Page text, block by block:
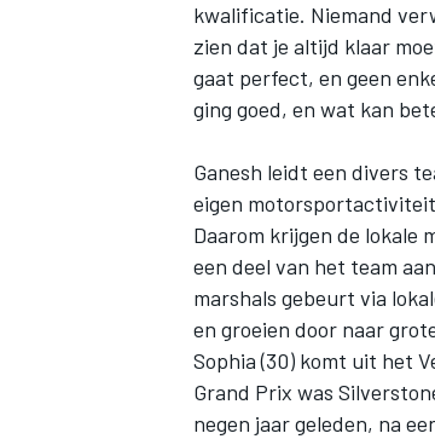
kwalificatie. Niemand
zien dat je altijd klaar
gaat perfect, en geen
ging goed, en wat kan
Ganesh leidt een divers
eigen
Daarom krijgen de lokale
een deel van het team
marshals gebeurt via
en groeien door naar
Sophia (30) komt uit het
Grand Prix was
negen jaar geleden, na